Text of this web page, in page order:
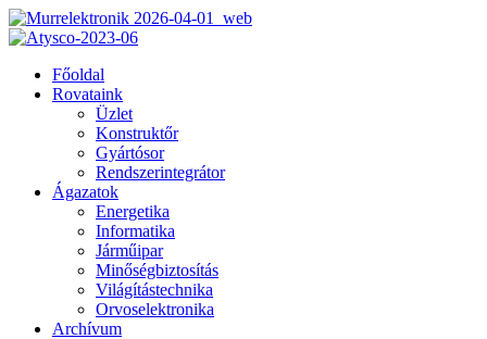
Főoldal
Rovataink
Üzlet
Konstruktőr
Gyártósor
Rendszerintegrátor
Ágazatok
Energetika
Informatika
Járműipar
Minőségbiztosítás
Világítástechnika
Orvoselektronika
Archívum